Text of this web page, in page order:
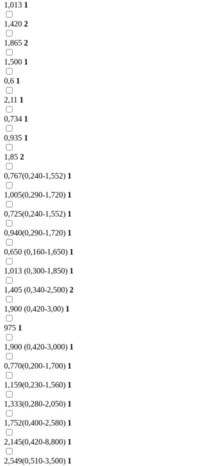
1,013 1
1,420 2
1,865 2
1,500 1
0,6 1
2,11 1
0,734 1
0,935 1
1,85 2
0,767(0,240-1,552) 1
1,005(0,290-1,720) 1
0,725(0,240-1,552) 1
0,940(0,290-1,720) 1
0,650 (0,160-1,650) 1
1,013 (0,300-1,850) 1
1,405 (0,340-2,500) 2
1,900 (0,420-3,00) 1
975 1
1,900 (0,420-3,000) 1
0,770(0,200-1,700) 1
1,159(0,230-1,560) 1
1,333(0,280-2,050) 1
1,752(0,400-2,580) 1
2,145(0,420-8,800) 1
2,549(0,510-3,500) 1